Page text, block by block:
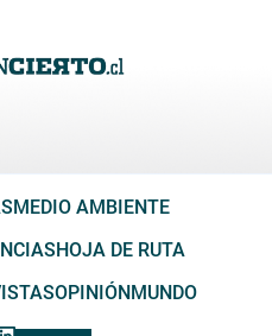
MEDIO AMBIENTE
HOJA DE RUTA
OPINIÓN MUNDO